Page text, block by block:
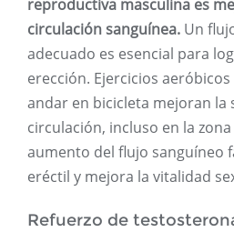
reproductiva masculina es
circulación sanguínea. Un
adecuado es esencial para
erección. Ejercicios
andar en bicicleta mejoran la
circulación, incluso en la
aumento del flujo sanguíneo
eréctil y mejora la vitalidad
Refuerzo de